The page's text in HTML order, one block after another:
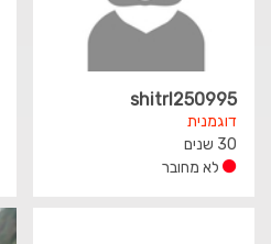
shitrl250995
דוגמנית
30 שנים
לא מחובר